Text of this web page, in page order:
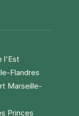
l'Est
Flandres
Marseille-
Princes